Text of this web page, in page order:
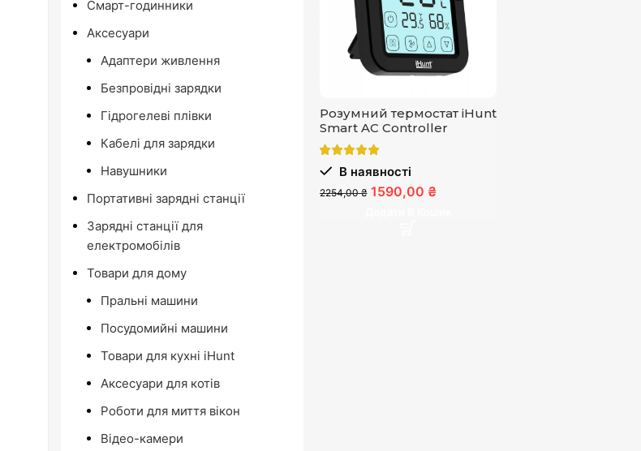
Смарт-годинники
Аксесуари
Адаптери живлення
Безпровідні зарядки
Гідрогелеві плівки
Кабелі для зарядки
Навушники
Портативні зарядні станції
Зарядні станції для
електромобілів
Товари для дому
Пральні машини
Посудомийні машини
Товари для кухні iHunt
Аксесуари для котів
Роботи для миття вікон
Відео-камери
Розумний термостат iHunt
Smart AC Controller
В наявності
2254,00 ₴ 1590,00 ₴